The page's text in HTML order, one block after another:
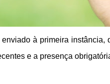
à primeira
e a presença